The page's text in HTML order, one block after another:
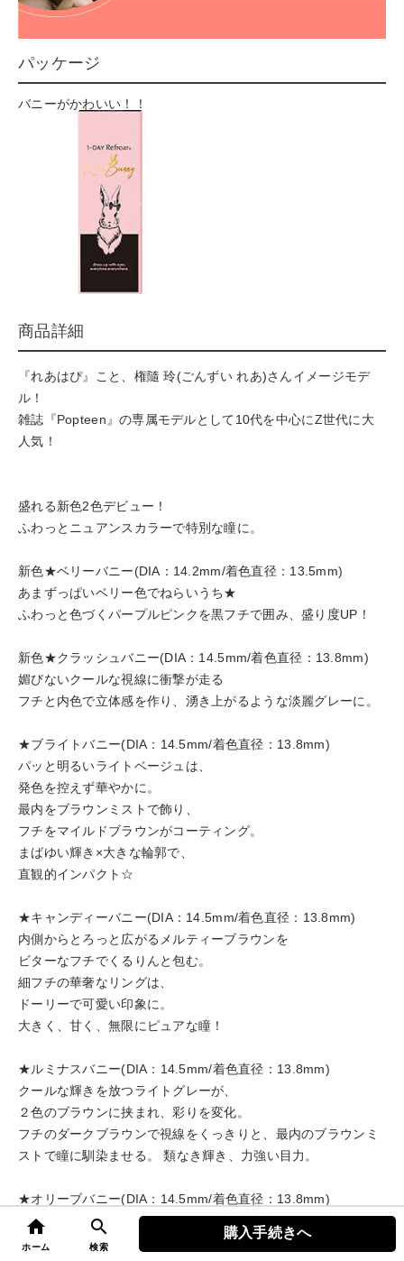
home
ホーム
search
検索
購入手続きへ
パッケージ
バニーがかわいい！！
商品詳細
『れあはぴ』こと、権隨 玲(ごんずい れあ)さんイメージモデ
ル！
雑誌『Popteen』の専属モデルとして10代を中心にZ世代に大
人気！
盛れる新色2色デビュー！
ふわっとニュアンスカラーで特別な瞳に。
新色★ベリーバニー(DIA：14.2mm/着色直径：13.5mm)
あまずっぱいベリー色でねらいうち★
ふわっと色づくパープルピンクを黒フチで囲み、盛り度UP！
新色★クラッシュバニー(DIA：14.5mm/着色直径：13.8mm)
媚びないクールな視線に衝撃が走る
フチと内色で立体感を作り、湧き上がるような淡麗グレーに。
★ブライトバニー(DIA：14.5mm/着色直径：13.8mm)
パッと明るいライトベージュは、
発色を控えず華やかに。
最内をブラウンミストで飾り、
フチをマイルドブラウンがコーティング。
まばゆい輝き×大きな輪郭で、
直観的インパクト☆
★キャンディーバニー(DIA：14.5mm/着色直径：13.8mm)
内側からとろっと広がるメルティーブラウンを
ビターなフチでくるりんと包む。
細フチの華奢なリングは、
ドーリーで可愛い印象に。
大きく、甘く、無限にピュアな瞳！
★ルミナスバニー(DIA：14.5mm/着色直径：13.8mm)
クールな輝きを放つライトグレーが、
２色のブラウンに挟まれ、彩りを変化。
フチのダークブラウンで視線をくっきりと、最内のブラウンミ
ストで瞳に馴染ませる。 類なき輝き、力強い目力。
★オリーブバニー(DIA：14.5mm/着色直径：13.8mm)
じんわりと瞳に馴染む、薄づきの色。
まるでベールを被るように、